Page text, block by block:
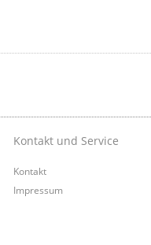
Kontakt und Service
Kontakt
Impressum